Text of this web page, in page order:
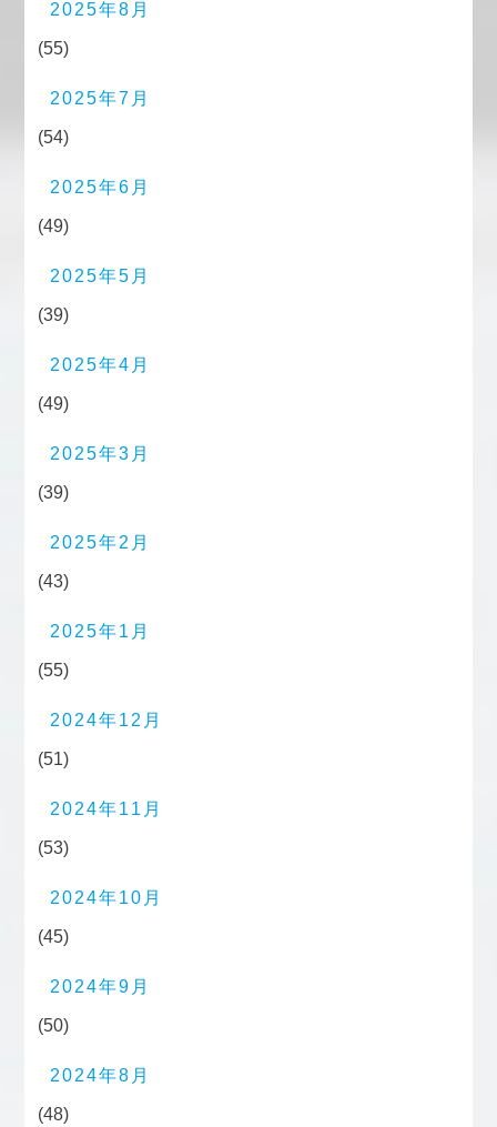
2025年8月
(55)
2025年7月
(54)
2025年6月
(49)
2025年5月
(39)
2025年4月
(49)
2025年3月
(39)
2025年2月
(43)
2025年1月
(55)
2024年12月
(51)
2024年11月
(53)
2024年10月
(45)
2024年9月
(50)
2024年8月
(48)